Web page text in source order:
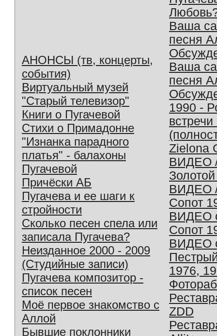
АНОНСЫ (тв, концерты,
события)
Виртуальный музей
"Старый телевизор"
Книги о Пугачевой
Стихи о Примадонне
"Изнанка парадного
платья" - балахоны
Пугачевой
Причёски АБ
Пугачева и ее шаги к
стройности
Сколько песен спела или
записала Пугачева?
Неизданное 2000 - 2009
(Студийные записи)
Пугачева композитор -
список песен
Моё первое знакомство с
Аллой
Бывшие поклонники
Ваша
песня
Ваша
песня
1990 -
Zielona
ВИДЕО
ВИДЕО
Сопот
ВИДЕО
Сопот
ВИДЕО
1976,
ZDD